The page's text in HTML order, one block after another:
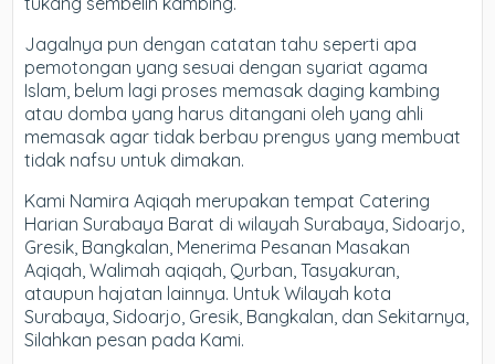
Jagalnya pun dengan catatan tahu seperti apa
pemotongan yang sesuai dengan syariat agama
Islam, belum lagi proses memasak daging kambing
atau domba yang harus ditangani oleh yang ahli
memasak agar tidak berbau prengus yang membuat
tidak nafsu untuk dimakan.
Kami Namira Aqiqah merupakan tempat Catering
Harian Surabaya Barat di wilayah Surabaya, Sidoarjo,
Gresik, Bangkalan, Menerima Pesanan Masakan
Aqiqah, Walimah aqiqah, Qurban, Tasyakuran,
ataupun hajatan lainnya. Untuk Wilayah kota
Surabaya, Sidoarjo, Gresik, Bangkalan, dan Sekitarnya,
Silahkan pesan pada Kami.